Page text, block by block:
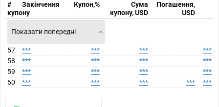
#
Закінчення
купону
Купон,%
Сума
купону, USD
Погашення,
USD
Показати попередні
57 *** *** ***
***
58
*** *** ***
***
59
*** *** ***
***
60
*** *** *** *** ***